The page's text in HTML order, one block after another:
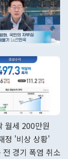
월세 200만원
정 '비상 상황'
전 경기 폭염 취소